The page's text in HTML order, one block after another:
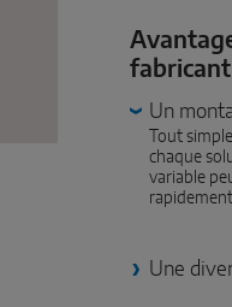
fabricant
Un
Tout
chaque
variable
Une